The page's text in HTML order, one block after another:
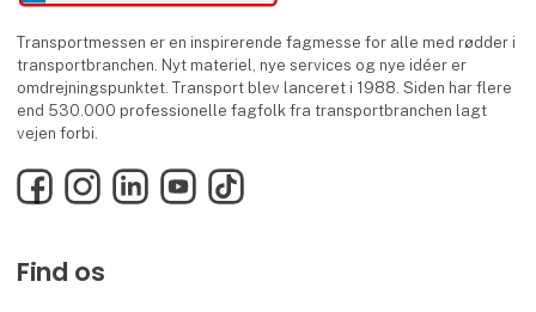
Transportmessen er en inspirerende fagmesse for alle med rødder i
transportbranchen. Nyt materiel, nye services og nye idéer er
omdrejningspunktet. Transport blev lanceret i 1988. Siden har flere
end 530.000 professionelle fagfolk fra transportbranchen lagt
vejen forbi.
FacebookInstagramLinkedInYouTubeTikTok
Find os